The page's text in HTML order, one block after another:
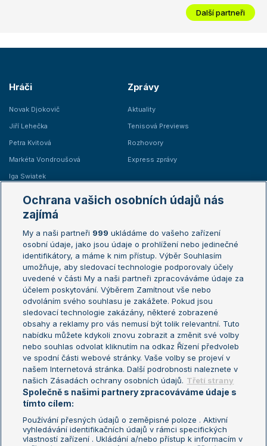
Další partneři
Hráči
Novak Djokovič
Jiří Lehečka
Petra Kvitová
Markéta Vondroušová
Iga Swiatek
Zprávy
Aktuality
Tenisová Previews
Rozhovory
Express zprávy
Žebříčky
Žebříček ATP (muži)
Žebříček WTA (ženy)
Sázkařský žebříček
Australian Open
French Open
Wimbledon
US Open
Turnaj mistrů
Turnaj mistryň
Aktualní trendy
Fotbalové přestupy
Livesport Daily
LS Prague Open
Podmínky užití Nastavení soukromí
Ochrana vašich osobních údajů nás
zajímá
My a naši partneři 999 ukládáme do vašeho zařízení
osobní údaje, jako jsou údaje o prohlížení nebo jedinečné
identifikátory, a máme k nim přístup. Výběr Souhlasím
umožňuje, aby sledovací technologie podporovaly účely
uvedené v části My a naši partneři zpracováváme údaje za
účelem poskytování. Výběrem Zamítnout vše nebo
odvoláním svého souhlasu je zakážete. Pokud jsou
sledovací technologie zakázány, některé zobrazené
obsahy a reklamy pro vás nemusí být tolik relevantní. Tuto
nabídku můžete kdykoli znovu zobrazit a změnit své volby
nebo souhlas odvolat kliknutím na odkaz Řízení předvoleb
ve spodní části webové stránky. Vaše volby se projeví v
našem Internetová stránka. Další podrobnosti naleznete v
našich Zásadách ochrany osobních údajů. Třetí strany
Společně s našimi partnery zpracováváme údaje s
tímto cílem:
Používání přesných údajů o zeměpisné poloze . Aktivní
vyhledávání identifikačních údajů v rámci specifických
vlastností zařízení . Ukládání a/nebo přístup k informacím v